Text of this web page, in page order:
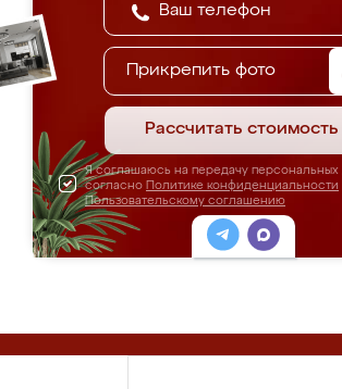
Прикрепить фото
Рассчитать стоимость
Я соглашаюсь на передачу персональных
согласно Политике конфиденциальности
Пользовательскому соглашению